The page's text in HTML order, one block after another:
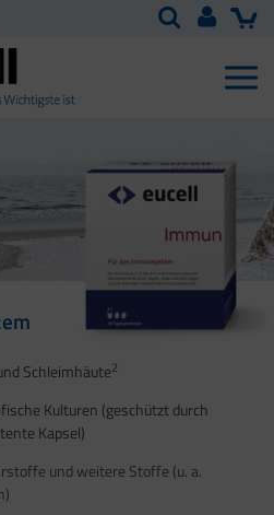
Schleimhäute2
Kulturen (geschützt durch
Kapsel)
und weitere Stoffe (u. a.
4